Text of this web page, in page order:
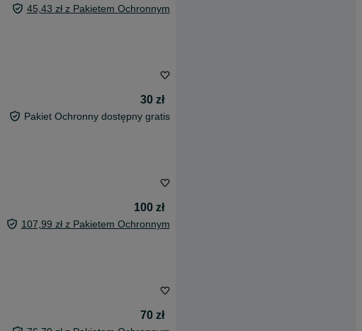
45,43 zł z Pakietem Ochronnym
30 zł
Pakiet Ochronny dostępny gratis
100 zł
107,99 zł z Pakietem Ochronnym
70 zł